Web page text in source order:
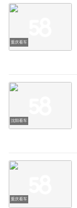
重庆看车
沈阳看车
重庆看车